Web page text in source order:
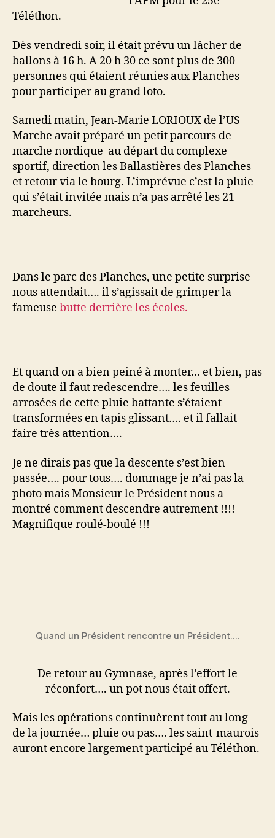
Téléthon.
Dès vendredi soir, il était prévu un lâcher de
ballons à 16 h. A 20 h 30 ce sont plus de 300
personnes qui étaient réunies aux Planches
pour participer au grand loto.
Samedi matin, Jean-Marie LORIOUX de l’US
Marche avait préparé un petit parcours de
marche nordique au départ du complexe
sportif, direction les Ballastières des Planches
et retour via le bourg. L’imprévue c’est la pluie
qui s’était invitée mais n’a pas arrêté les 21
marcheurs.
Dans le parc des Planches, une petite surprise
nous attendait…. il s’agissait de grimper la
fameuse butte derrière les écoles.
Et quand on a bien peiné à monter… et bien, pas
de doute il faut redescendre…. les feuilles
arrosées de cette pluie battante s’étaient
transformées en tapis glissant…. et il fallait
faire très attention….
Je ne dirais pas que la descente s’est bien
passée…. pour tous…. dommage je n’ai pas la
photo mais Monsieur le Président nous a
montré comment descendre autrement !!!!
Magnifique roulé-boulé !!!
Quand un Président rencontre un Président....
De retour au Gymnase, après l’effort le
réconfort…. un pot nous était offert.
Mais les opérations continuèrent tout au long
de la journée… pluie ou pas…. les saint-maurois
auront encore largement participé au Téléthon.